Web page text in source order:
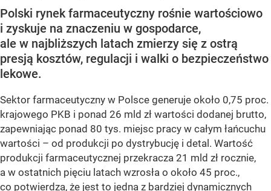
Polski rynek farmaceutyczny rośnie wartościowo
i zyskuje na znaczeniu w gospodarce,
ale w najbliższych latach zmierzy się z ostrą
presją kosztów, regulacji i walki o bezpieczeństwo
lekowe.
Sektor farmaceutyczny w Polsce generuje około 0,75 proc.
krajowego PKB i ponad 26 mld zł wartości dodanej brutto,
zapewniając ponad 80 tys. miejsc pracy w całym łańcuchu
wartości – od produkcji po dystrybucję i detal. Wartość
produkcji farmaceutycznej przekracza 21 mld zł rocznie,
a w ostatnich pięciu latach wzrosła o około 45 proc.,
co potwierdza, że jest to jedna z bardziej dynamicznych